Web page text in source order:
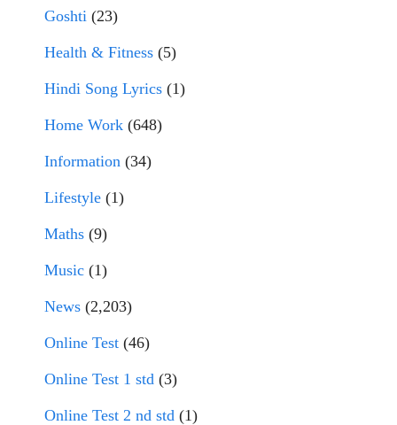
Goshti (23)
Health & Fitness (5)
Hindi Song Lyrics (1)
Home Work (648)
Information (34)
Lifestyle (1)
Maths (9)
Music (1)
News (2,203)
Online Test (46)
Online Test 1 std (3)
Online Test 2 nd std (1)